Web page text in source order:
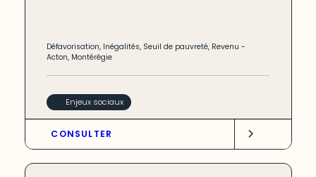
Défavorisation, Inégalités, Seuil de pauvreté, Revenu -
Acton, Montérégie
Enjeux sociaux
CONSULTER